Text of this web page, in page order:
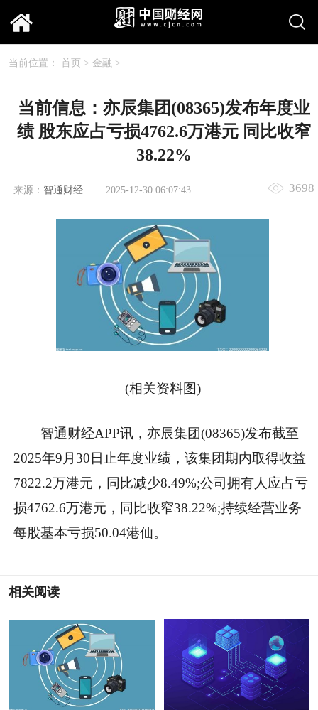
当前位置： 首页 > 金融 >
当前信息：亦辰集团(08365)发布年度业
绩 股东应占亏损4762.6万港元 同比收窄
38.22%
来源： 智通财经 2025-12-30 06:07:43 3698
(相关资料图)
智通财经APP讯，亦辰集团(08365)发布截至
2025年9月30日止年度业绩，该集团期内取得收益
7822.2万港元，同比减少8.49%;公司拥有人应占亏
损4762.6万港元，同比收窄38.22%;持续经营业务
每股基本亏损50.04港仙。
相关阅读